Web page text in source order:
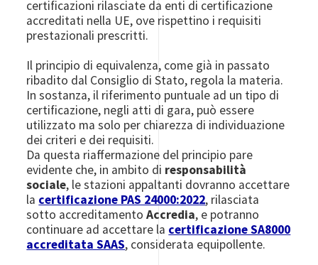
certificazioni rilasciate da enti di certificazione
accreditati nella UE, ove rispettino i requisiti
prestazionali prescritti.
Il principio di equivalenza, come già in passato
ribadito dal Consiglio di Stato, regola la materia.
In sostanza, il riferimento puntuale ad un tipo di
certificazione, negli atti di gara, può essere
utilizzato ma solo per chiarezza di individuazione
dei criteri e dei requisiti.
Da questa riaffermazione del principio pare
evidente che, in ambito di responsabilità
sociale, le stazioni appaltanti dovranno accettare
la certificazione PAS 24000:2022, rilasciata
sotto accreditamento Accredia, e potranno
continuare ad accettare la certificazione SA8000
accreditata SAAS, considerata equipollente.